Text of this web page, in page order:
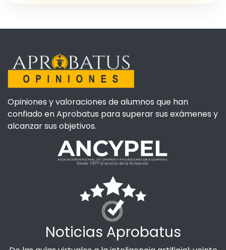
Opiniones y valoraciones de alumnos que han
confiado en Aprobatus para superar sus exámenes y
alcanzar sus objetivos.
Noticias Aprobatus